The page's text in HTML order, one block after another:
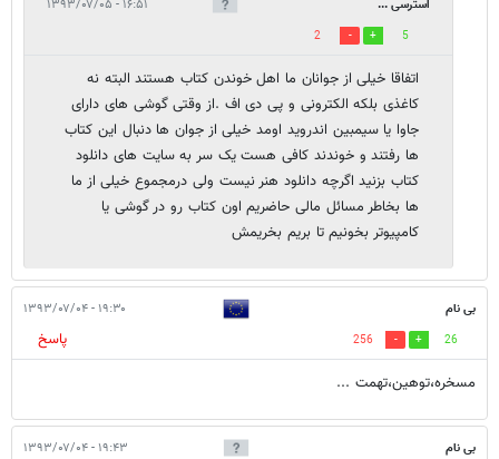
استرسی ... ۱۶:۵۱ - ۱۳۹۳/۰۷/۰۵
5
2
اتفاقا خیلی از جوانان ما اهل خوندن کتاب هستند البته نه
کاغذی بلکه الکترونی و پی دی اف .از وقتی گوشی های دارای
جاوا یا سیمبین اندروید اومد خیلی از جوان ها دنبال این کتاب
ها رفتند و خوندند کافی هست یک سر به سایت های دانلود
کتاب بزنید اگرچه دانلود هنر نیست ولی درمجموع خیلی از ما
ها بخاطر مسائل مالی حاضریم اون کتاب رو در گوشی یا
کامپیوتر بخونیم تا بریم بخریمش
بی نام ۱۹:۳۰ - ۱۳۹۳/۰۷/۰۴
26
256
پاسخ
مسخره،توهین،تهمت ...
بی نام ۱۹:۴۳ - ۱۳۹۳/۰۷/۰۴